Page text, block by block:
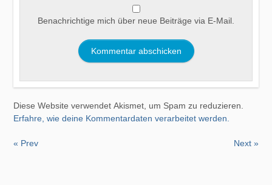
Benachrichtige mich über neue Beiträge via E-Mail.
Diese Website verwendet Akismet, um Spam zu reduzieren.
Erfahre, wie deine Kommentardaten verarbeitet werden.
« Prev Next »